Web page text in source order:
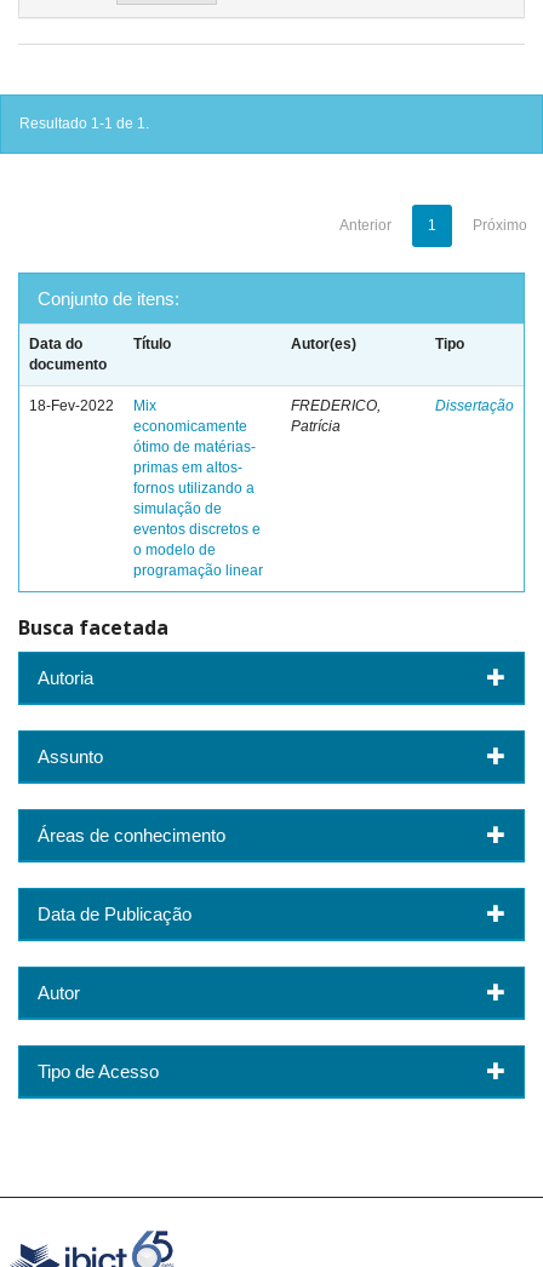
Resultado 1-1 de 1.
Anterior 1 Próximo
Conjunto de itens:
Data do
documento
Título Autor(es) Tipo
18-Fev-2022
Mix
economicamente
ótimo de matérias-
primas em altos-
fornos utilizando a
simulação de
eventos discretos e
o modelo de
programação linear
FREDERICO,
Patrícia
Dissertação
Busca facetada
Autoria
Assunto
Áreas de conhecimento
Data de Publicação
Autor
Tipo de Acesso